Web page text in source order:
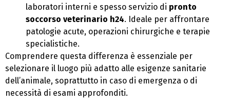
laboratori interni e spesso servizio di pronto
soccorso veterinario h24. Ideale per affrontare
patologie acute, operazioni chirurgiche e terapie
specialistiche.
Comprendere questa differenza è essenziale per
selezionare il luogo più adatto alle esigenze sanitarie
dell’animale, soprattutto in caso di emergenza o di
necessità di esami approfonditi.